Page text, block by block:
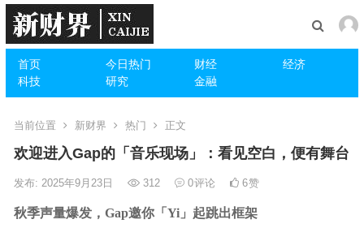
首页 今日热门 财经
经济
科技
研究 金融
当前位置 新财界 热门 正文
欢迎进入Gap的「音乐现场」：看见空白，便有舞台
发布: 2025年9月23日 312 0评论 6赞
秋季声量爆发，Gap邀你「Yi」起跳出框架